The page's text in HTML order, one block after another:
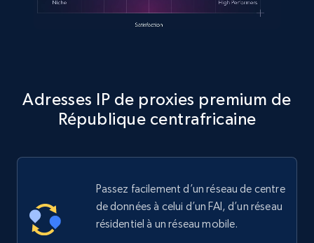
Adresses IP de proxies premium de
République centrafricaine
Passez facilement d’un réseau de centre
de données à celui d’un FAI, d’un réseau
résidentiel à un réseau mobile.